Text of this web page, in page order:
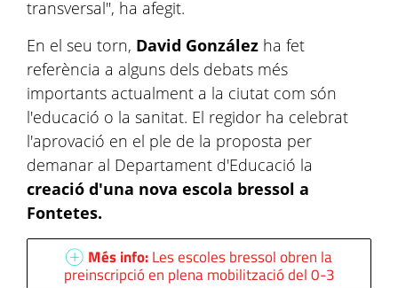
transversal", ha afegit.
En el seu torn, David González ha fet
referència a alguns dels debats més
importants actualment a la ciutat com són
l'educació o la sanitat. El regidor ha celebrat
l'aprovació en el ple de la proposta per
demanar al Departament d'Educació la
creació d'una nova escola bressol a
Fontetes.
Més info:Les escoles bressol obren la
preinscripció en plena mobilització del 0-3